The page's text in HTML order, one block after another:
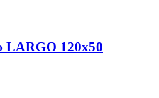
LARGO 120x50